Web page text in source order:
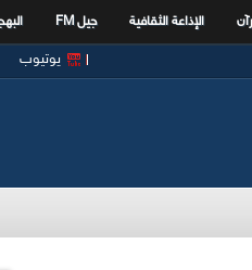
الإذاعة الثقافية جيل FM
يوتيوب